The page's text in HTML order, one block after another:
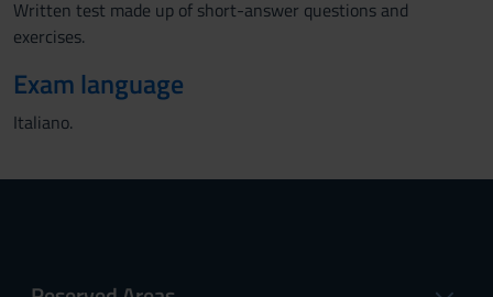
Written test made up of short-answer questions and
exercises.
Exam language
Italiano.